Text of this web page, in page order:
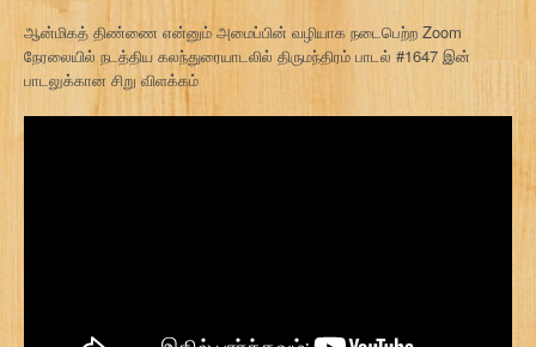
ஆன்மிகத் திண்ணை என்னும் அமைப்பின் வழியாக நடைபெற்ற Zoom
நேரலையில் நடத்திய கலந்துரையாடலில் திருமந்திரம் பாடல் #1647 இன்
பாடலுக்கான சிறு விளக்கம்